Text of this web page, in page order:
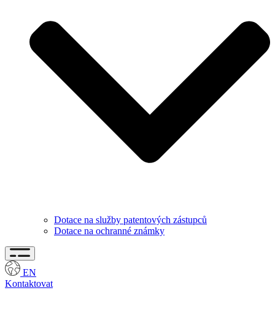
Dotace na služby patentových zástupců
Dotace na ochranné známky
EN
Kontaktovat